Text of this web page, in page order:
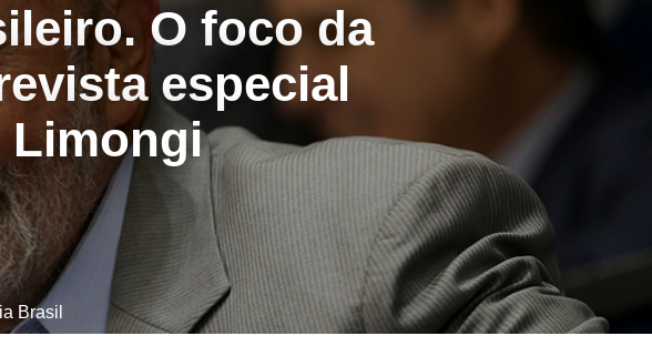
O foco da
especial
Limongi
Brasil